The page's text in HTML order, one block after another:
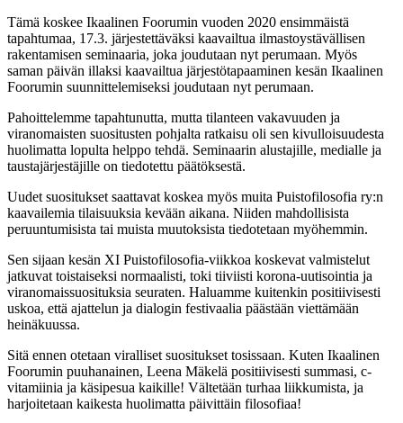
Tämä koskee Ikaalinen Foorumin vuoden 2020 ensimmäistä
tapahtumaa, 17.3. järjestettäväksi kaavailtua ilmastoystävällisen
rakentamisen seminaaria, joka joudutaan nyt perumaan. Myös
saman päivän illaksi kaavailtua järjestötapaaminen kesän Ikaalinen
Foorumin suunnittelemiseksi joudutaan nyt perumaan.
Pahoittelemme tapahtunutta, mutta tilanteen vakavuuden ja
viranomaisten suositusten pohjalta ratkaisu oli sen kivulloisuudesta
huolimatta lopulta helppo tehdä. Seminaarin alustajille, medialle ja
taustajärjestäjille on tiedotettu päätöksestä.
Uudet suositukset saattavat koskea myös muita Puistofilosofia ry:n
kaavailemia tilaisuuksia kevään aikana. Niiden mahdollisista
peruuntumisista tai muista muutoksista tiedotetaan myöhemmin.
Sen sijaan kesän XI Puistofilosofia-viikkoa koskevat valmistelut
jatkuvat toistaiseksi normaalisti, toki tiiviisti korona-uutisointia ja
viranomaissuosituksia seuraten. Haluamme kuitenkin positiivisesti
uskoa, että ajattelun ja dialogin festivaalia päästään viettämään
heinäkuussa.
Sitä ennen otetaan viralliset suositukset tosissaan. Kuten Ikaalinen
Foorumin puuhanainen, Leena Mäkelä positiivisesti summasi, c-
vitamiinia ja käsipesua kaikille! Vältetään turhaa liikkumista, ja
harjoitetaan kaikesta huolimatta päivittäin filosofiaa!